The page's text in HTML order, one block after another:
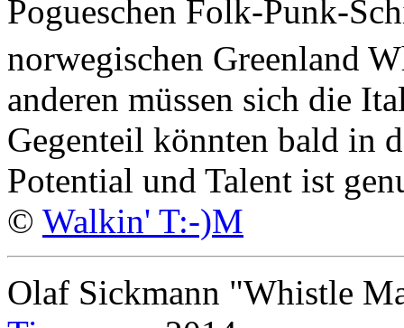
Pogueschen Folk-Punk-
norwegischen Greenland
anderen müssen sich die
Gegenteil könnten bald in
Potential und Talent ist
© Walkin' T:-)M
Olaf Sickmann "Whistle